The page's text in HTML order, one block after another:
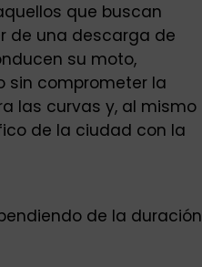
que buscan
de una descarga de
su moto,
sin comprometer la
las curvas y, al mismo
de la ciudad con la
de la duración